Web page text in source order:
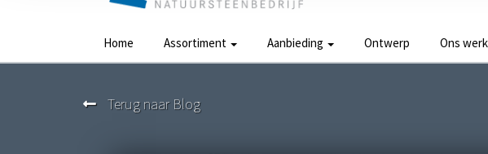
Home Assortiment Aanbieding Ontwerp Ons werk
Terug naar Blog